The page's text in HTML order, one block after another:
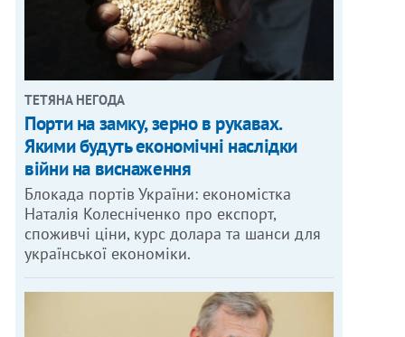
ТЕТЯНА НЕГОДА
Порти на замку, зерно в рукавах.
Якими будуть економічні наслідки
війни на виснаження
Блокада портів України: економістка
Наталія Колесніченко про експорт,
споживчі ціни, курс долара та шанси для
української економіки.